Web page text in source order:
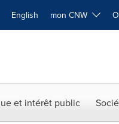
English mon CNW
et intérêt public